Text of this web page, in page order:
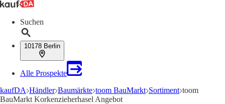
Suchen
10178 Berlin
Alle Prospekte
kaufDA Händler Baumärkte toom BauMarkt Sortiment toom
BauMarkt Korkenzieherhasel Angebot